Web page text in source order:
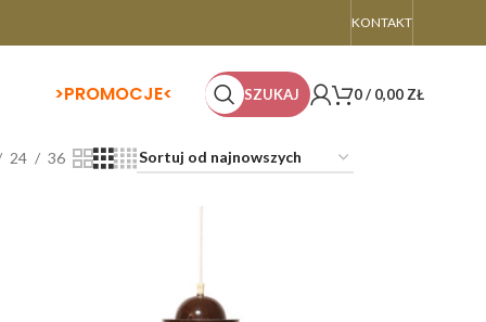
KONTAKT
>PROMOCJE< SZUKAJ 0/ 0,00 ZŁ
24 36